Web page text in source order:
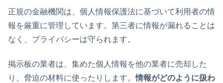
正規の金融機関は、個人情報保護法に基づいて利用者の情
報を厳重に管理しています。第三者に情報が漏れることは
なく、プライバシーは守られます。
掲示板の業者は、集めた個人情報を他の業者に売却した
り、脅迫の材料に使ったりします。情報がどのように扱わ